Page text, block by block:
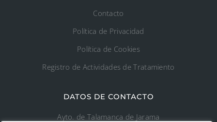
Contacto
Política de Privacidad
Política de Cookies
Registro de Actividades de Tratamiento
DATOS DE CONTACTO
Ayto. de Talamanca de Jarama